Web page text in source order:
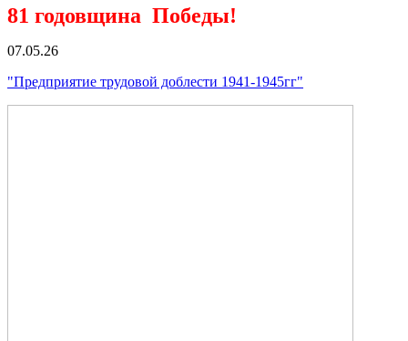
81 годовщина Победы!
07.05.26
"Предприятие трудовой доблести 1941-1945гг"